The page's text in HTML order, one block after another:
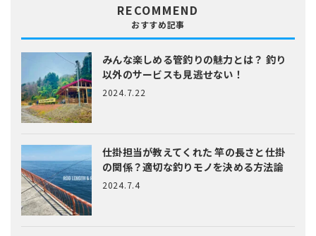
RECOMMEND
おすすめ記事
みんな楽しめる管釣りの魅力とは？ 釣り
以外のサービスも見逃せない！
2024.7.22
仕掛担当が教えてくれた竿の長さと仕掛
の関係？適切な釣りモノを決める方法論
2024.7.4